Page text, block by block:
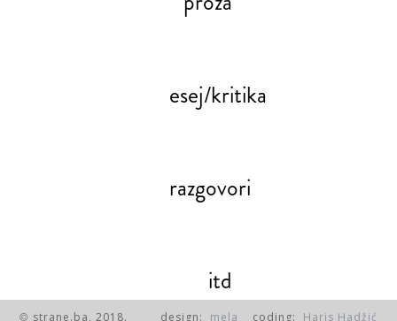
esej/kritika
razgovori
itd
© strane.ba, 2018. design: mela coding: Haris Hadžić